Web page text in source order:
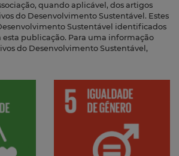
quando aplicável, dos artigos
do Desenvolvimento Sustentável. Estes
Sustentável identificados
esta publicação. Para uma informação
do Desenvolvimento Sustentável,